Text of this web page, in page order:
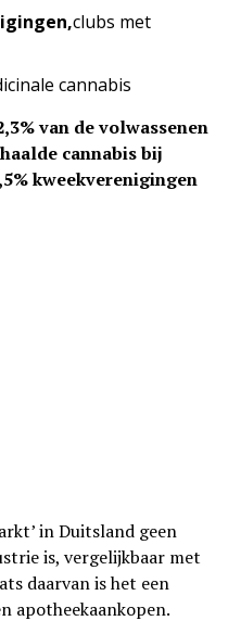
clubs met
cannabis
van de volwassenen
cannabis bij
kweekverenigingen
in Duitsland geen
is, vergelijkbaar met
daarvan is het een
apotheekaankopen.